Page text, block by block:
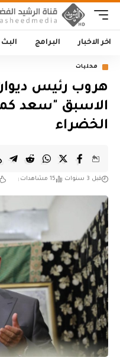
اخر الاخبار البرامج
محليات
هروب رئيس
الاسبق "سعد
الخضراء
قبل 3 سنوات 15 مشاهدات